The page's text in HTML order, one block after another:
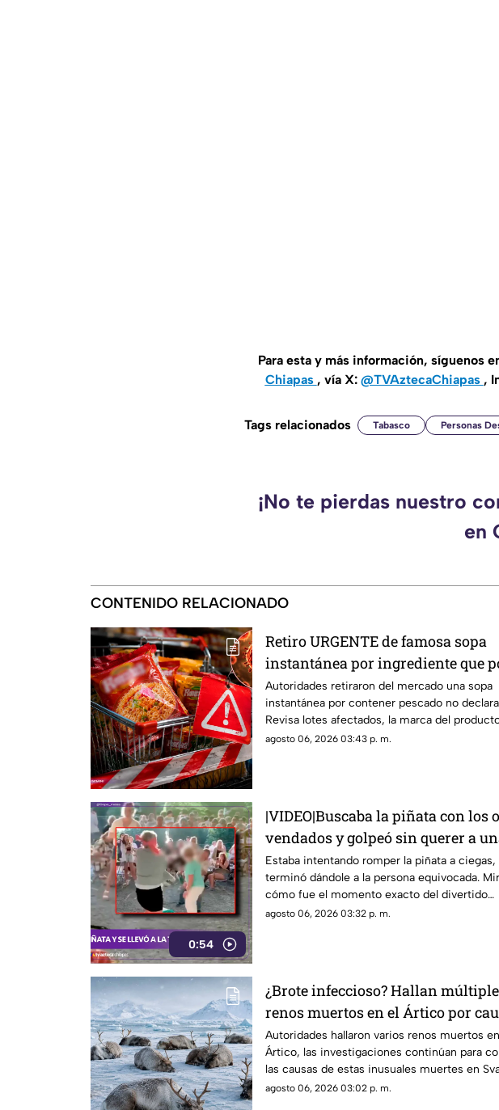
Para esta y más información, síguenos
Chiapas , vía X: @TVAztecaChiapas ,
Tags relacionados Tabasco Personas
¡No te pierdas nuestro
en
CONTENIDO RELACIONADO
Retiro URGENTE de famosa sopa
instantánea por ingrediente que
ser mortal
Autoridades retiraron del mercado una sopa
instantánea por contener pescado no
Revisa lotes afectados, la marca del
hacer.
agosto 06, 2026 03:43 p. m.
0:54
|VIDEO|Buscaba la piñata con los
vendados y golpeó sin querer a
invitada
Estaba intentando romper la piñata a ciegas,
terminó dándole a la persona equivocada.
cómo fue el momento exacto del divertido
accidente.
agosto 06, 2026 03:32 p. m.
¿Brote infeccioso? Hallan
renos muertos en el Ártico por
desconocidas
Autoridades hallaron varios renos muertos
Ártico, las investigaciones continúan para
las causas de estas inusuales muertes en
agosto 06, 2026 03:02 p. m.